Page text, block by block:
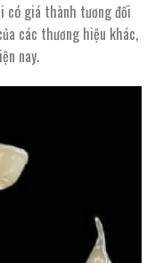
có giá thành tương đối
các thương hiệu khác,
nay.